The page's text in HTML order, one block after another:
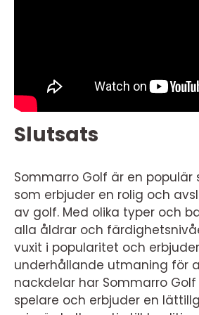
Slutsats
Sommarro Golf är en
som erbjuder en rolig och
av golf. Med olika typer och
alla åldrar och
vuxit i popularitet och
underhållande utmaning för
nackdelar har Sommarro
spelare och erbjuder en